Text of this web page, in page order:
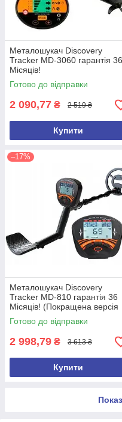
Металошукач Discovery
Tracker MD-3060 гарантія 36
Місяців!
Готово до відправки
2 090,77 ₴ 2 519 ₴
Купити
–17%
Металошукач Discovery
Tracker MD-810 гарантія 36
Місяців! (Покращена версія
2026 року)
Готово до відправки
2 998,79 ₴ 3 613 ₴
Купити